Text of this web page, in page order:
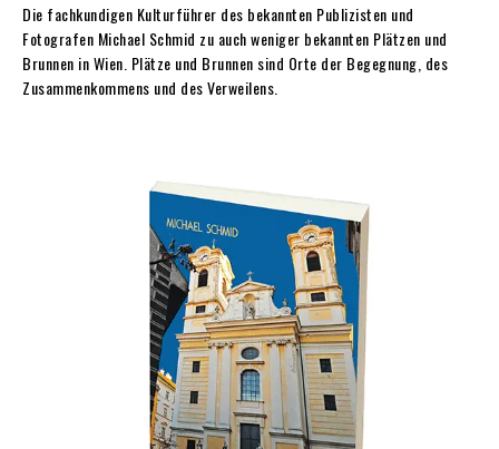
Die fachkundigen Kulturführer des bekannten Publizisten und
Fotografen Michael Schmid zu auch weniger bekannten Plätzen und
Brunnen in Wien. Plätze und Brunnen sind Orte der Begegnung, des
Zusammenkommens und des Verweilens.